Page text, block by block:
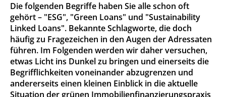
Die folgenden Begriffe haben Sie alle schon oft
gehört – "ESG", "Green Loans" und "Sustainability
Linked Loans". Bekannte Schlagworte, die doch
häufig zu Fragezeichen in den Augen der Adressaten
führen. Im Folgenden werden wir daher versuchen,
etwas Licht ins Dunkel zu bringen und einerseits die
Begrifflichkeiten voneinander abzugrenzen und
andererseits einen kleinen Einblick in die aktuelle
Situation der grünen Immobilienfinanzierungspraxis